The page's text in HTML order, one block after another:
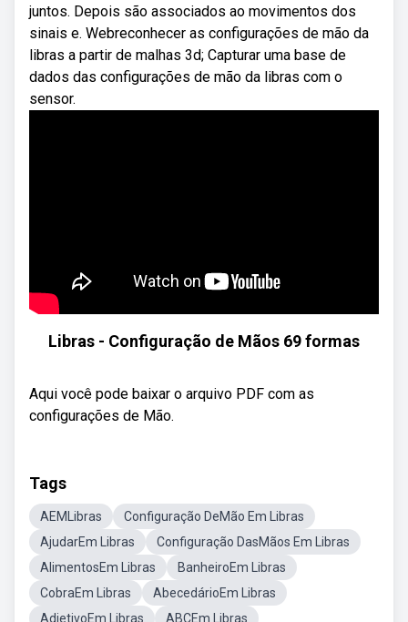
juntos. Depois são associados ao movimentos dos
sinais e. Webreconhecer as configurações de mão da
libras a partir de malhas 3d; Capturar uma base de
dados das configurações de mão da libras com o
sensor.
Libras - Configuração de Mãos 69 formas
Aqui você pode baixar o arquivo PDF com as
configurações de Mão.
Tags
AEMLibras
Configuração DeMão Em Libras
AjudarEm Libras
Configuração DasMãos Em Libras
AlimentosEm Libras
BanheiroEm Libras
CobraEm Libras
AbecedárioEm Libras
AdjetivoEm Libras
ABCEm Libras